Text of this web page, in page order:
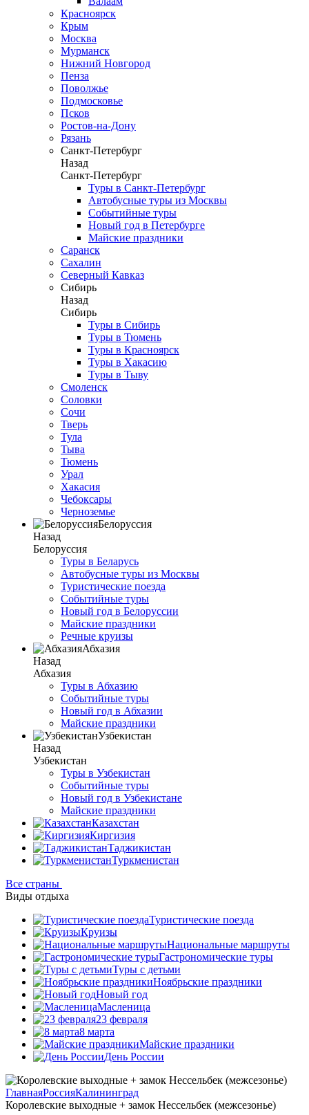
Красноярск
Крым
Москва
Мурманск
Нижний Новгород
Пенза
Поволжье
Подмосковье
Псков
Ростов-на-Дону
Рязань
Санкт-Петербург
Назад
Санкт-Петербург
Туры в Санкт-Петербург
Автобусные туры из Москвы
Событийные туры
Новый год в Петербурге
Майские праздники
Саранск
Сахалин
Северный Кавказ
Сибирь
Назад
Сибирь
Туры в Сибирь
Туры в Тюмень
Туры в Красноярск
Туры в Хакасию
Туры в Тыву
Смоленск
Соловки
Сочи
Тверь
Тула
Тыва
Тюмень
Урал
Хакасия
Чебоксары
Черноземье
Белоруссия
Назад
Белоруссия
Туры в Беларусь
Автобусные туры из Москвы
Туристические поезда
Событийные туры
Новый год в Белоруссии
Майские праздники
Речные круизы
Абхазия
Назад
Абхазия
Туры в Абхазию
Событийные туры
Новый год в Абхазии
Майские праздники
Узбекистан
Назад
Узбекистан
Туры в Узбекистан
Событийные туры
Новый год в Узбекистане
Майские праздники
Казахстан
Киргизия
Таджикистан
Туркменистан
Все страны
Виды отдыха
Туристические поезда
Круизы
Национальные маршруты
Гастрономические туры
Туры с детьми
Ноябрьские праздники
Новый год
Масленица
23 февраля
8 марта
Майские праздники
День России
ГлавнаяРоссияКалининград
Королевские выходные + замок Нессельбек (межсезонье)